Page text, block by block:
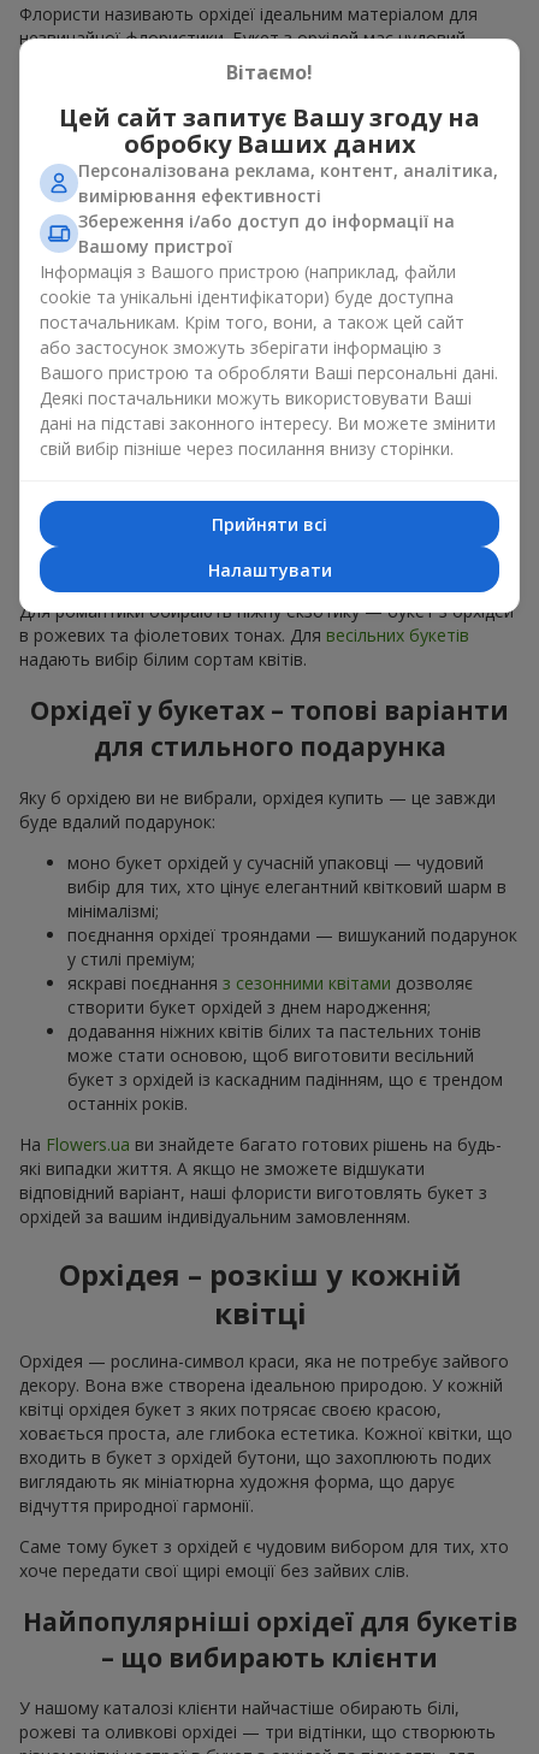
Флористи називають орхідеї ідеальним матеріалом для
незвичайної флористики. Букет з орхідей має чудовий
вигляд як моно рішення для оформлення приміщень, а
також як варіант міксу з іншими квітами, що зберігає свою
виразність у будь-якому форматі. Завдяки своїй структурі
орхідея дозволяє створювати композиції у класичному,
мінімалістичному або сучасному стилі. Букет з орхідей
виглядає ефектно як у камерних, так і в масштабних
роботах, а її розкішні суцвіття легко стають центральним
елементом композиції букет з орхідей. Залежно від
оформлення і сорту рослин різниться на орхідеї ціна.
Зважайте на це перш ніж замовити букет з орхідей.
Кому дарують орхідеї?
Букет з орхідей універсальний і може підійти будь-кому. Їх
дарують коханим жінками,мамі ,дівчині, дружині , сестрі,
подрузі,колезі абобізнес-партнеру. Сьогодні можна орхідеї
купити недорого, а тому шансів зробити бажаний
Букет з орхідей — ідеальна квіткова композиція для
особливої події: річниць,
навіть
бізнес-привітань.
Для романтики обирають ніжну екзотику — букет з орхідей
в рожевих та фіолетових тонах. Для весільних букетів
надають вибір білим сортам квітів.
Орхідеї у букетах – топові варіанти
для стильного подарунка
Яку б орхідею ви не вибрали, орхідея купить — це завжди
буде вдалий подарунок:
моно букет орхідей у сучасній упаковці — чудовий
вибір для тих, хто цінує елегантний квітковий шарм в
мінімалізмі;
поєднання орхідеї трояндами — вишуканий подарунок
у стилі преміум;
яскраві поєднання з сезонними квітами дозволяє
створити букет орхідей з днем народження;
додавання ніжних квітів білих та пастельних тонів
може стати основою, щоб виготовити весільний
букет з орхідей із каскадним падінням, що є трендом
останніх років.
На Flowers.ua ви знайдете багато готових рішень на будь-
які випадки життя. А якщо не зможете відшукати
відповідний варіант, наші флористи виготовлять букет з
орхідей за вашим індивідуальним замовленням.
Орхідея – розкіш у кожній
квітці
Орхідея — рослина-символ краси, яка не потребує зайвого
декору. Вона вже створена ідеальною природою. У кожній
квітці орхідея букет з яких потрясає своєю красою,
ховається проста, але глибока естетика. Кожної квітки, що
входить в букет з орхідей бутони, що захоплюють подих
виглядають як мініатюрна художня форма, що дарує
відчуття природної гармонії.
Саме тому букет з орхідей є чудовим вибором для тих, хто
хоче передати свої щирі емоції без зайвих слів.
Найпопулярніші орхідеї для букетів
– що вибирають клієнти
У нашому каталозі клієнти найчастіше обирають білі,
рожеві та оливкові орхідеі — три відтінки, що створюють
Вітаємо!
Цей сайт запитує Вашу згоду на
обробку Ваших даних
Персоналізована реклама, контент, аналітика,
вимірювання ефективності
Збереження і/або доступ до інформації на
Вашому пристрої
Інформація з Вашого пристрою (наприклад, файли
cookie та унікальні ідентифікатори) буде доступна
постачальникам. Крім того, вони, а також цей сайт
або застосунок зможуть зберігати інформацію з
Вашого пристрою та обробляти Ваші персональні дані.
Деякі постачальники можуть використовувати Ваші
дані на підставі законного інтересу. Ви можете змінити
свій вибір пізніше через посилання внизу сторінки.
Прийняти всі
Налаштувати